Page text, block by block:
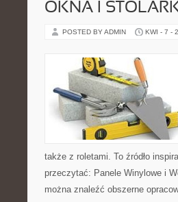
OKNA I
POSTED BY ADMIN KWI - 7 -
także z roletami. To źródło
przeczytać: Panele Winylowe i
można znaleźć obszerne